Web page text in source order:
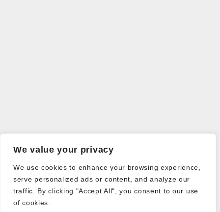
We value your privacy
We use cookies to enhance your browsing experience,
serve personalized ads or content, and analyze our
traffic. By clicking "Accept All", you consent to our use
of cookies.